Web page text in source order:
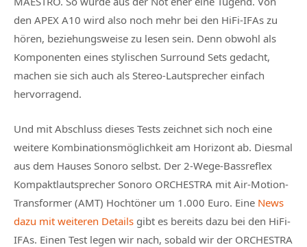
den APEX A10 wird also noch mehr bei den HiFi-IFAs zu
hören, beziehungsweise zu lesen sein. Denn obwohl als
Komponenten eines stylischen Surround Sets gedacht,
machen sie sich auch als Stereo-Lautsprecher einfach
hervorragend.
Und mit Abschluss dieses Tests zeichnet sich noch eine
weitere Kombinationsmöglichkeit am Horizont ab. Diesmal
aus dem Hauses Sonoro selbst. Der 2-Wege-Bassreflex
Kompaktlautsprecher Sonoro ORCHESTRA mit Air-Motion-
Transformer (AMT) Hochtöner um 1.000 Euro. Eine News
dazu mit weiteren Details gibt es bereits dazu bei den HiFi-
IFAs. Einen Test legen wir nach, sobald wir der ORCHESTRA